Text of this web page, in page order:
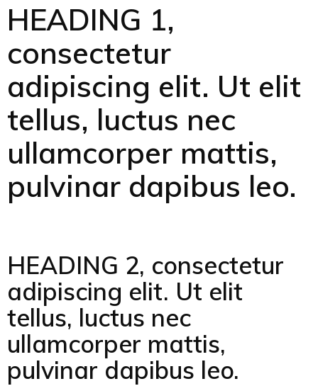
HEADING 1,
consectetur
adipiscing elit. Ut elit
tellus, luctus nec
ullamcorper mattis,
pulvinar dapibus leo.
HEADING 2, consectetur
adipiscing elit. Ut elit
tellus, luctus nec
ullamcorper mattis,
pulvinar dapibus leo.